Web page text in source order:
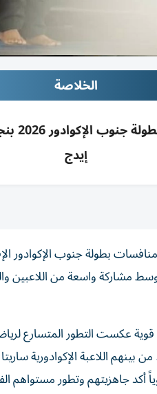
الخلاصة
إيدج
مشاركة واسعة من اللاعبين
عكست التطور المتسارع
بينهم اللاعبة الإكوادورية
أكد جاهزيتهم وتطور مستواهم